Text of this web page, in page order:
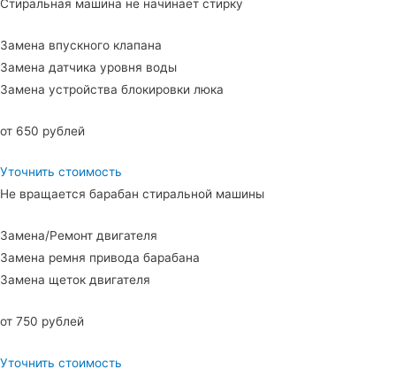
Стиральная машина не начинает стирку
Замена впускного клапана
Замена датчика уровня воды
Замена устройства блокировки люка
от 650 рублей
Уточнить стоимость
Не вращается барабан стиральной машины
Замена/Ремонт двигателя
Замена ремня привода барабана
Замена щеток двигателя
от 750 рублей
Уточнить стоимость